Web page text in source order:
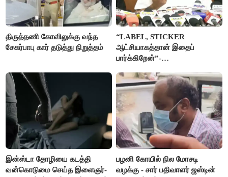
திருத்தணி கோவிலுக்கு வந்த
சேகர்பாபு கார் தடுத்து நிறுத்தம்
“LABEL, STICKER
ஆட்சியாகத்தான் இதைப்
பார்க்கிறேன்”-
இன்ஸ்டா தோழியை கடத்தி
வன்கொடுமை செய்த இளைஞர்-
பழனி கோயில் நில மோசடி
வழக்கு - சார் பதிவாளர் ஜஸ்டின்